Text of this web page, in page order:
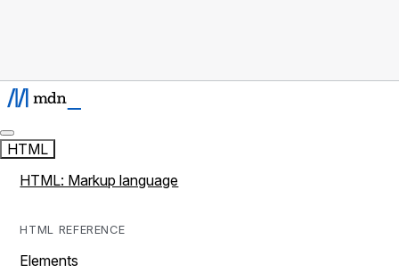
HTML
HTML: Markup language
HTML REFERENCE
Elements